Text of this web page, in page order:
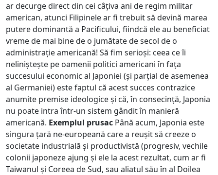
ar decurge direct din cei câțiva ani de regim militar
american, atunci Filipinele ar fi trebuit să devină marea
putere dominantă a Pacificului, fiindcă ele au beneficiat
vreme de mai bine de o jumătate de secol de o
administrație americană! Să fim serioși: ceea ce îi
neliniștește pe oamenii politici americani în fața
succesului economic al Japoniei (și parțial de asemenea
al Germaniei) este faptul că acest succes contrazice
anumite premise ideologice și că, în consecință, Japonia
nu poate intra într-un sistem gândit în manieră
americană. Exemplul prusac Până acum, Japonia este
singura țară ne-europeană care a reușit să creeze o
societate industrială și productivistă (progresiv, vechile
colonii japoneze ajung și ele la acest rezultat, cum ar fi
Taiwanul și Coreea de Sud, sau aliatul său în al Doilea